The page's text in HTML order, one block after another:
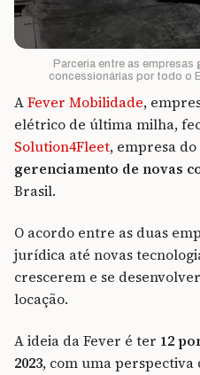
Parceria entre as
concessionárias por todo o
AFever Mobilidade,
elétrico de última milha,
Solution4Fleet, empresa
gerenciamento de novas
Brasil.
O acordo entre as duas
jurídica até novas
crescerem e se
locação.
A ideia da Fever é ter 12
2023, com uma perspectiva